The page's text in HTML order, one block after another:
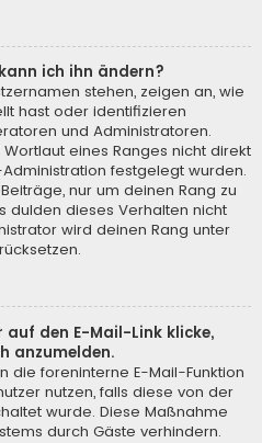
ich ihn ändern?
stehen, zeigen an, wie
hast oder identifizieren
und Administratoren.
eines Ranges nicht direkt
festgelegt wurden.
nur um deinen Rang zu
dulden dieses Verhalten nicht
wird deinen Rang unter
auf den E-Mail-Link klicke,
anzumelden.
die foreninterne E-Mail-Funktion
nutzen, falls diese von der
wurde. Diese Maßnahme
durch Gäste verhindern.